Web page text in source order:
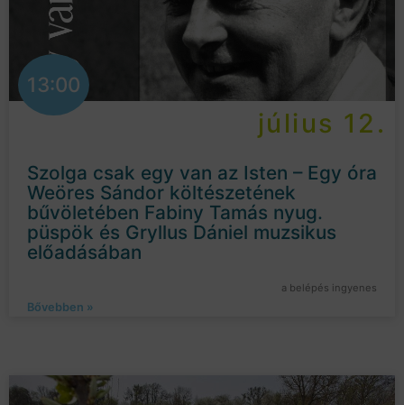
13:00
július 12.
Szolga csak egy van az Isten – Egy óra
Weöres Sándor költészetének
bűvöletében Fabiny Tamás nyug.
püspök és Gryllus Dániel muzsikus
előadásában
a belépés ingyenes
Bővebben »